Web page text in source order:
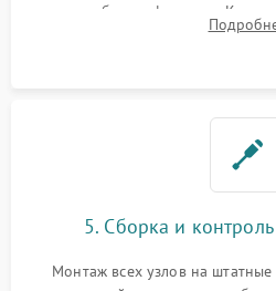
патрубках и фильтрах.
управления, восстановление
5. Сборка и
Монтаж всех узлов на штатные